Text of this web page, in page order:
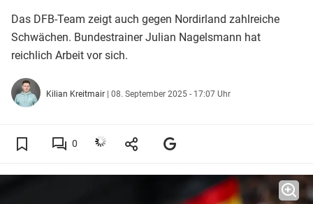
Das DFB-Team zeigt auch gegen Nordirland zahlreiche
Schwächen. Bundestrainer Julian Nagelsmann hat
reichlich Arbeit vor sich.
Kilian Kreitmair | 08. September 2025 - 17:07 Uhr
0